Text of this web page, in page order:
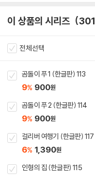
이 상품의 시리즈 301
전체선택
곰돌이 푸 1 (한글판) 113
9% 900원
곰돌이 푸 2 (한글판) 114
9% 900원
걸리버 여행기 (한글판) 117
6% 1,390원
인형의 집 (한글판) 115